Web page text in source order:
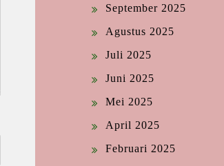
September 2025
Agustus 2025
Juli 2025
Juni 2025
Mei 2025
April 2025
Februari 2025